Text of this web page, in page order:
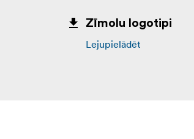
Zīmolu logotipi
Lejupielādēt